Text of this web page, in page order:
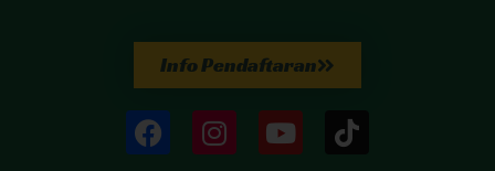
Info Pendaftaran